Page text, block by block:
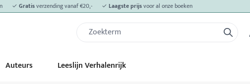
✓ Gratisverzending vanaf €20,- ✓ Laagste prijsvoor al onze boeken
Auteurs
Leeslijn Verhalenrijk